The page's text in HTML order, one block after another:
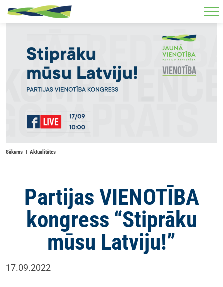
Skip to main content
Sākums Aktualitātes
Partijas VIENOTĪBA
kongress “Stiprāku
mūsu Latviju!”
17.09.2022